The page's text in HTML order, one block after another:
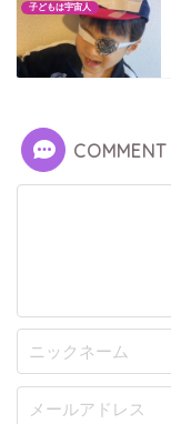
子どもは宇宙人
COMMENT